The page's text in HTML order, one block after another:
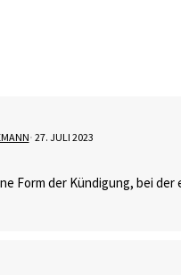
⋅ 27. JULI 2023
Form der Kündigung, bei der